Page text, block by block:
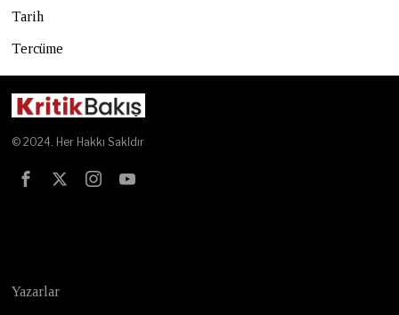
Tarih
Tercüme
© 2024. Her Hakkı Sakldır
Yazarlar